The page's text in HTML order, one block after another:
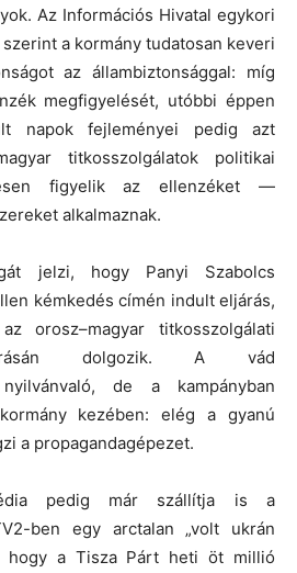
Az Információs Hivatal egykori
a kormány tudatosan keveri
az állambiztonsággal: míg
megfigyelését, utóbbi éppen
napok fejleményei pedig azt
titkosszolgálatok politikai
figyelik az ellenzéket —
alkalmaznak.
jelzi, hogy Panyi Szabolcs
kémkedés címén indult eljárás,
orosz–magyar titkosszolgálati
dolgozik. A vád
nyilvánvaló, de a kampányban
kezében: elég a gyanú
a propagandagépezet.
pedig már szállítja is a
ben egy arctalan „volt ukrán
hogy a Tisza Párt heti öt millió